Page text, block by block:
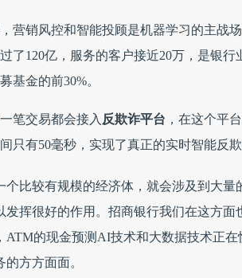
营销风控和智能投顾是机器学习的主战
了120亿，服务的客户接近20万，是银
基金的前30%。
笔交易都会接入 反欺诈平台 ，在这个平
只有50毫秒，实现了真正的实时智能反欺
个比较有规模的经济体，就会涉及到大
发挥很好的作用。招商银行我们在这方
ATM的现金预测AI技术和大数据技术正
方方面面。